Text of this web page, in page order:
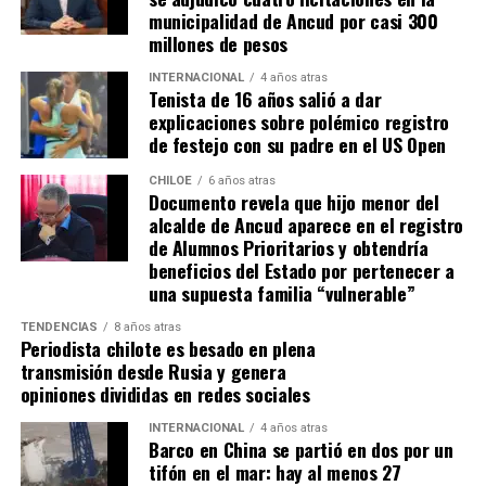
municipalidad de Ancud por casi 300
millones de pesos
INTERNACIONAL 4 años atras
Tenista de 16 años salió a dar
explicaciones sobre polémico registro
de festejo con su padre en el US Open
CHILOE 6 años atras
Documento revela que hijo menor del
alcalde de Ancud aparece en el registro
de Alumnos Prioritarios y obtendría
beneficios del Estado por pertenecer a
una supuesta familia “vulnerable”
TENDENCIAS 8 años atras
Periodista chilote es besado en plena
transmisión desde Rusia y genera
opiniones divididas en redes sociales
INTERNACIONAL 4 años atras
Barco en China se partió en dos por un
tifón en el mar: hay al menos 27